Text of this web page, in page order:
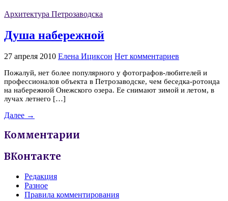
Архитектура Петрозаводска
Душа набережной
27 апреля 2010 Елена Ициксон Нет комментариев
Пожалуй, нет более популярного у фотографов-любителей и
профессионалов объекта в Петрозаводске, чем беседка-ротонда
на набережной Онежского озера. Ее снимают зимой и летом, в
лучах летнего […]
Далее →
Комментарии
ВКонтакте
Редакция
Разное
Правила комментирования